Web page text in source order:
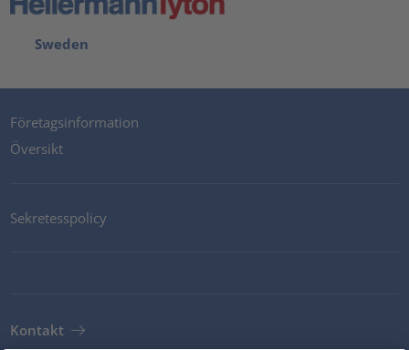
Sweden
Företagsinformation
Översikt
Sekretesspolicy
Kontakt